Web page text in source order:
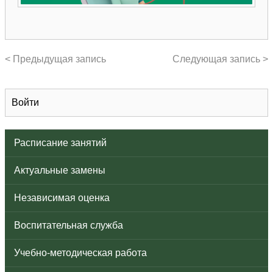
Войти
Расписание занятий
Актуальные замены
Независимая оценка
Воспитательная служба
Учебно-методическая работа
< Предыдущая запись Следующая запись >